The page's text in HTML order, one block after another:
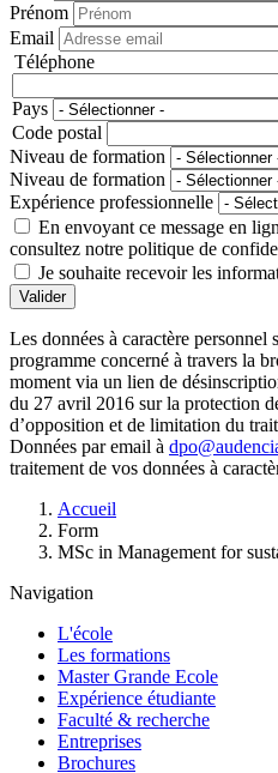
Prénom
Email
Téléphone
Adresse
Pays
Code postal
Niveau de formation
Niveau de formation
Expérience professionnelle
En envoyant ce message en
consultez notre politique de
Je souhaite recevoir les
Valider
Les données à caractère
programme concerné à travers la
moment via un lien de
du 27 avril 2016 sur la protection
d’opposition et de limitation du
Données par email à
traitement de vos données à
d'Ariane
Accueil
Form
MSc in Management for
Navigation
L'école
Les formations
Master Grande Ecole
Expérience étudiante
Faculté & recherche
Entreprises
Brochures